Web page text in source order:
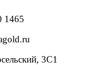
1465
3С1